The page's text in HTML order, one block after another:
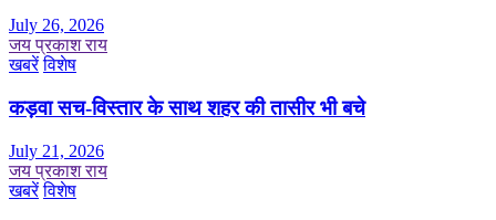
July 26, 2026
जय प्रकाश राय
खबरें विशेष
कड़वा सच-विस्तार के साथ शहर की तासीर भी बचे
July 21, 2026
जय प्रकाश राय
खबरें विशेष